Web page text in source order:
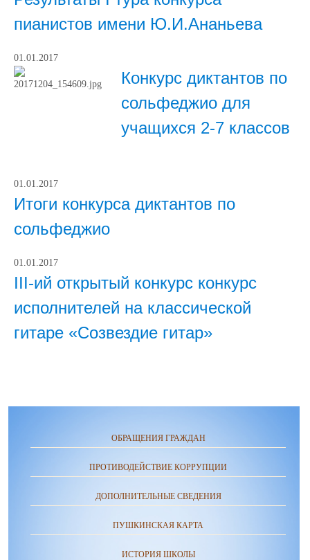
пианистов имени Ю.И.Ананьева
01.01.2017
Конкурс диктантов по
сольфеджио для
учащихся 2-7 классов
01.01.2017
Итоги конкурса диктантов по
сольфеджио
01.01.2017
III-ий открытый конкурс конкурс
исполнителей на классической
гитаре «Созвездие гитар»
ОБРАЩЕНИЯ ГРАЖДАН
ПРОТИВОДЕЙСТВИЕ КОРРУПЦИИ
ДОПОЛНИТЕЛЬНЫЕ СВЕДЕНИЯ
ПУШКИНСКАЯ КАРТА
ИСТОРИЯ ШКОЛЫ